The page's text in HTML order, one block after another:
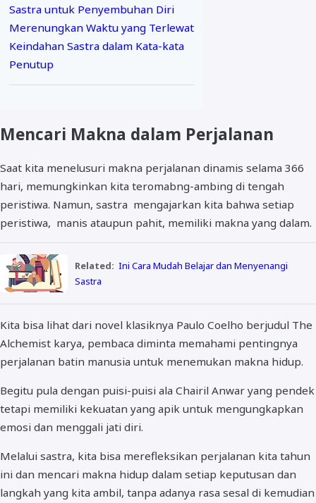
Sastra untuk Penyembuhan Diri
Merenungkan Waktu yang Terlewat
Keindahan Sastra dalam Kata-kata
Penutup
Mencari Makna dalam Perjalanan
Saat kita menelusuri makna perjalanan dinamis selama 366
hari, memungkinkan kita teromabng-ambing di tengah
peristiwa. Namun, sastra mengajarkan kita bahwa setiap
peristiwa, manis ataupun pahit, memiliki makna yang dalam.
Related: Ini Cara Mudah Belajar dan Menyenangi
Sastra
Kita bisa lihat dari novel klasiknya Paulo Coelho berjudul The
Alchemist karya, pembaca diminta memahami pentingnya
perjalanan batin manusia untuk menemukan makna hidup.
Begitu pula dengan puisi-puisi ala Chairil Anwar yang pendek
tetapi memiliki kekuatan yang apik untuk mengungkapkan
emosi dan menggali jati diri.
Melalui sastra, kita bisa merefleksikan perjalanan kita tahun
ini dan mencari makna hidup dalam setiap keputusan dan
langkah yang kita ambil, tanpa adanya rasa sesal di kemudian